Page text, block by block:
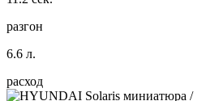
разгон
6.6 л.
расход